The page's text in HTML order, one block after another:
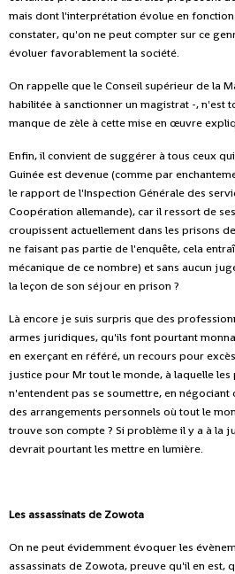
mais dont l'interprétation évolue en
constater, qu'on ne peut compter sur ce
évoluer favorablement la société.
On rappelle que le Conseil supérieur de la
habilitée à sanctionner un magistrat -, n'est
manque de zèle à cette mise en œuvre
Enfin, il convient de suggérer à tous ceux
Guinée est devenue (comme par
le rapport de l'Inspection Générale des
Coopération allemande), car il ressort de
croupissent actuellement dans les prisons
ne faisant pas partie de l'enquête, cela
mécanique de ce nombre) et sans aucun
la leçon de son séjour en prison ?
Là encore je suis surpris que des
armes juridiques, qu'ils font pourtant
en exerçant en référé, un recours pour
justice pour Mr tout le monde, à laquelle
n'entendent pas se soumettre, en négociant
des arrangements personnels où tout le
trouve son compte ? Si problème il y a à la
devrait pourtant les mettre en lumière.
Les assassinats de Zowota
On ne peut évidemment évoquer les
assassinats de Zowota, preuve qu'il en est,